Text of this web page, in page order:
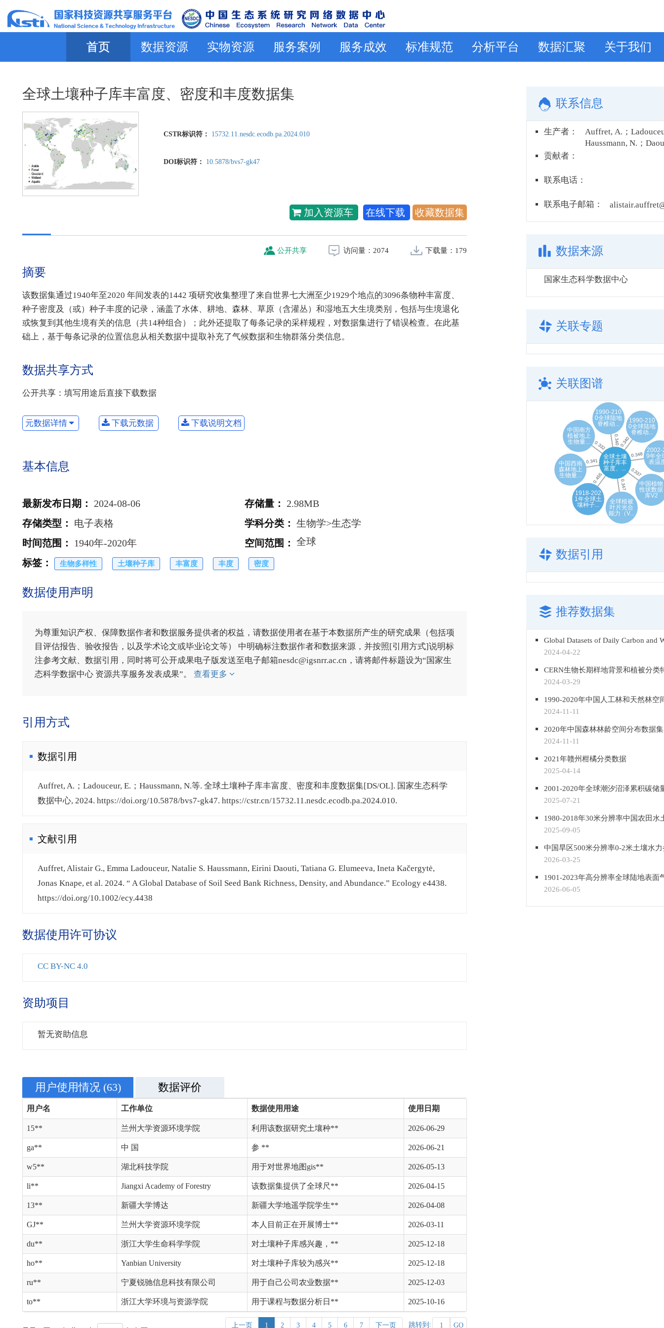
首页 数据资源 实物资源 服务案例 服务成效 标准规范 分析平台 数据汇聚 关于我们
全球土壤种子库丰富度、密度和丰度数据集
CSTR标识符： 15732.11.nesdc.ecodb.pa.2024.010
DOI标识符： 10.5878/bvs7-gk47
加入资源车 在线下载 收藏数据集
公开共享 访问量： 2074 下载量： 179
摘要
该数据集通过1940年至2020 年间发表的1442 项研究收集整理了来自世界七大洲至少1929个地点的3096条物种丰富度、
种子密度及（或）种子丰度的记录，涵盖了水体、耕地、森林、草原（含灌丛）和湿地五大生境类别，包括与生境退化
或恢复到其他生境有关的信息（共14种组合）；此外还提取了每条记录的采样规程，对数据集进行了错误检查。在此基
础上，基于每条记录的位置信息从相关数据中提取补充了气候数据和生物群落分类信息。
数据共享方式
公开共享：填写用途后直接下载数据
元数据详情 下载元数据 下载说明文档
基本信息
最新发布日期 ： 2024-08-06 存储量 ：
2.98MB
存储类型 ： 电子表格 学科分类 ： 生物学>生态学
时间范围 ： 1940年-2020年 空间范围 ： 全球
标签 ： 生物多样性 土壤种子库 丰富度 丰度 密度
数据使用声明
为尊重知识产权、保障数据作者和数据服务提供者的权益，请数据使用者在基于本数据所产生的研究成果（包括项
目评估报告、验收报告，以及学术论文或毕业论文等） 中明确标注数据作者和数据来源，并按照[引用方式]说明标
注参考文献、数据引用，同时将可公开成果电子版发送至电子邮箱nesdc@igsnrr.ac.cn，请将邮件标题设为“国家生
态科学数据中心 资源共享服务发表成果”。 查看更多
引用方式
数据引用
Auffret, A.；Ladouceur, E.；Haussmann, N.等. 全球土壤种子库丰富度、密度和丰度数据集[DS/OL]. 国家生态科学
数据中心, 2024. https://doi.org/10.5878/bvs7-gk47. https://cstr.cn/15732.11.nesdc.ecodb.pa.2024.010.
文献引用
Auffret, Alistair G., Emma Ladouceur, Natalie S. Haussmann, Eirini Daouti, Tatiana G. Elumeeva, Ineta Kačergytė,
Jonas Knape, et al. 2024. “ A Global Database of Soil Seed Bank Richness, Density, and Abundance.” Ecology e4438.
https://doi.org/10.1002/ecy.4438
数据使用许可协议
CC BY-NC 4.0
资助项目
暂无资助信息
用户使用情况 (63) 数据评价
用户名 工作单位 数据使用用途 使用日期
15** 兰州大学资源环境学院 利用该数据研究土壤种** 2026-06-29
ga** 中 国 参 ** 2026-06-21
w5** 湖北科技学院 用于对世界地图gis** 2026-05-13
li** Jiangxi Academy of Forestry 该数据集提供了全球尺** 2026-04-15
13** 新疆大学博达 新疆大学地遥学院学生** 2026-04-08
GJ** 兰州大学资源环境学院 本人目前正在开展博士** 2026-03-11
du** 浙江大学生命科学学院 对土壤种子库感兴趣，** 2025-12-18
ho** Yanbian University 对土壤种子库较为感兴** 2025-12-18
ru** 宁夏锐驰信息科技有限公司 用于自己公司农业数据** 2025-12-03
to** 浙江大学环境与资源学院 用于课程与数据分析日** 2025-10-16
上一页 1 2 3 4 5 6 7 下一页 跳转到: GO
联系信息
生产者 ：
Auffret, A.；
Haussmann, N.；
Plue, J.
贡献者 ：
联系电话 ：
联系电子邮箱 ：
数据来源
国家生态科学数据中心
关联专题
关联图谱
数据引用
推荐数据集
2024-04-22
2024-03-29
2024-11-11
2020年中国森林林龄空间分布数据集
2024-11-11
2021年赣州柑橘分类数据
2025-04-14
2001-2020年全球潮汐沼泽累积碳储
2025-07-21
2025-09-05
2026-03-25
2026-06-05